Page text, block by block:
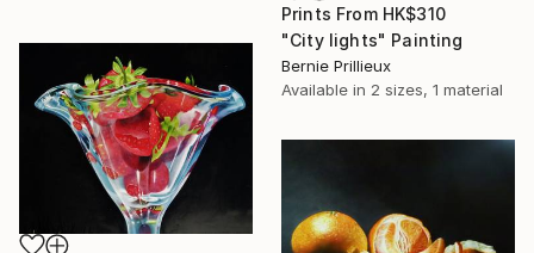
Prints From HK$310
"City lights" Painting
Bernie Prillieux
Available in 2 sizes, 1 material